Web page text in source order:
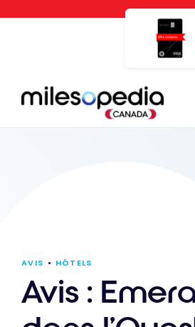
Panneau de gestion des
AVIS HÔTELS
Avis :